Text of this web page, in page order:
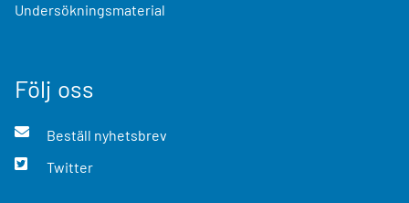
Undersökningsmaterial
Följ oss
Beställ nyhetsbrev
Twitter